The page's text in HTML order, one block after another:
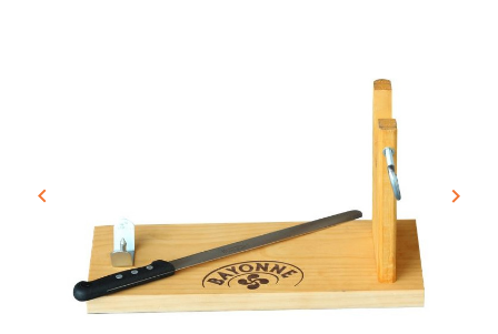
Anterior
keyboard_arrow_left keyboard_arrow_right